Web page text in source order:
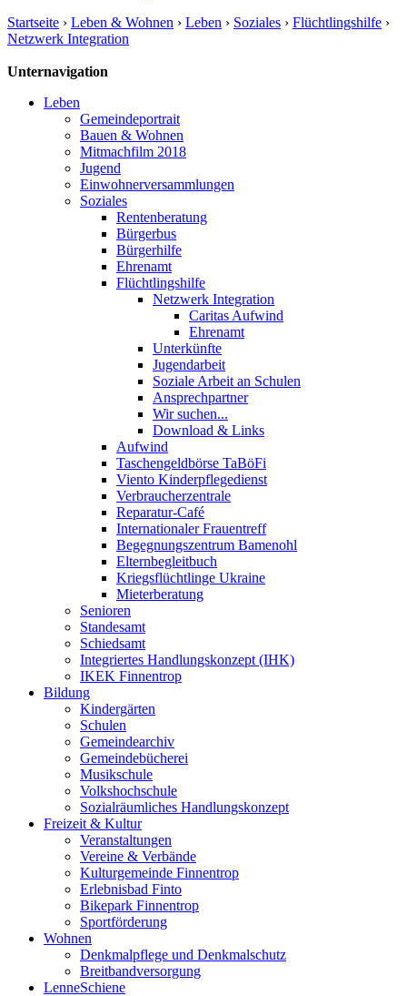
Startseite › Leben & Wohnen › Leben › Soziales › Flüchtlingshilfe ›
Netzwerk Integration
Unternavigation
Leben
Gemeindeportrait
Bauen & Wohnen
Mitmachfilm 2018
Jugend
Einwohnerversammlungen
Soziales
Rentenberatung
Bürgerbus
Bürgerhilfe
Ehrenamt
Flüchtlingshilfe
Netzwerk Integration
Caritas Aufwind
Ehrenamt
Unterkünfte
Jugendarbeit
Soziale Arbeit an Schulen
Ansprechpartner
Wir suchen...
Download & Links
Aufwind
Taschengeldbörse TaBöFi
Viento Kinderpflegedienst
Verbraucherzentrale
Reparatur-Café
Internationaler Frauentreff
Begegnungszentrum Bamenohl
Elternbegleitbuch
Kriegsflüchtlinge Ukraine
Mieterberatung
Senioren
Standesamt
Schiedsamt
Integriertes Handlungskonzept (IHK)
IKEK Finnentrop
Bildung
Kindergärten
Schulen
Gemeindearchiv
Gemeindebücherei
Musikschule
Volkshochschule
Sozialräumliches Handlungskonzept
Freizeit & Kultur
Veranstaltungen
Vereine & Verbände
Kulturgemeinde Finnentrop
Erlebnisbad Finto
Bikepark Finnentrop
Sportförderung
Wohnen
Denkmalpflege und Denkmalschutz
Breitbandversorgung
LenneSchiene